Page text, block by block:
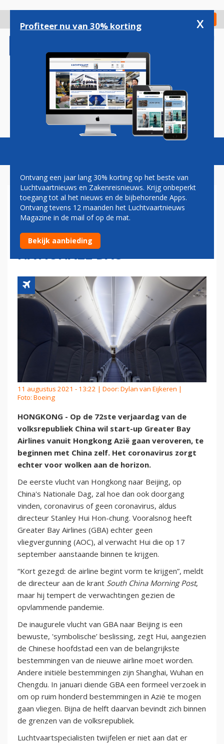
gaan
Check in
Magazine Podcasts Vacatures
GREATER BAY AIRLINES WIL
GAAN VLIEGEN VANAF 1
OKTOBER, CHINA'S
NATIONALE DAG
11 augustus 2021 - 13:22 | Door: Dylan van Eijkeren |
Foto: Boeing
HONGKONG - Op de 72ste verjaardag van de
volksrepubliek China wil start-up Greater Bay
Airlines vanuit Hongkong Azië gaan veroveren, te
beginnen met China zelf. Het coronavirus zorgt
echter voor wolken aan de horizon.
De eerste vlucht van Hongkong naar Beijing, op
China's Nationale Dag, zal hoe dan ook doorgang
vinden, coronavirus of geen coronavirus, aldus
directeur Stanley Hui Hon-chung. Vooralsnog heeft
Greater Bay Airlines (GBA) echter geen
vliegvergunning (AOC), al verwacht Hui die op 17
september aanstaande binnen te krijgen.
“Kort gezegd: de airline begint vorm te krijgen”, meldt
de directeur aan de krant South China Morning Post,
maar hij tempert de verwachtingen gezien de
opvlammende pandemie.
De inaugurele vlucht van GBA naar Beijing is een
bewuste, 'symbolische’ beslissing, zegt Hui, aangezien
de Chinese hoofdstad een van de belangrijkste
bestemmingen van de nieuwe airline moet worden.
Andere initiële bestemmingen zijn Shanghai, Wuhan en
Chengdu. In januari diende GBA een formeel verzoek in
om op ruim honderd bestemmingen in Azië te mogen
gaan vliegen. Bijna de helft daarvan bevindt zich binnen
de grenzen van de volksrepubliek.
Luchtvaartspecialisten twijfelen er niet aan dat er
Profiteer nu van 30% korting x
Ontvang een jaar lang 30% korting op het beste van
Luchtvaartnieuws en Zakenreisnieuws. Krijg onbeperkt
toegang tot al het nieuws en de bijbehorende Apps.
Ontvang tevens 12 maanden het Luchtvaartnieuws
Magazine in de mail of op de mat.
Bekijk aanbieding